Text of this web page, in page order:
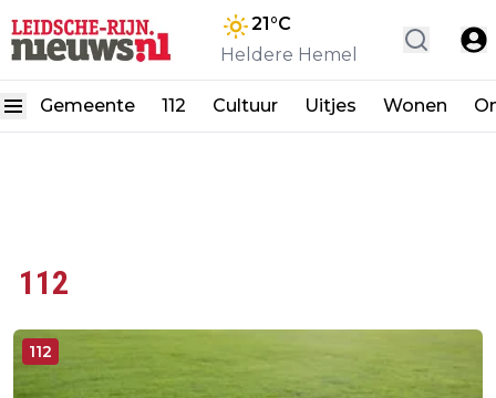
21°C
Heldere Hemel
Gemeente 112 Cultuur Uitjes Wonen
112
112